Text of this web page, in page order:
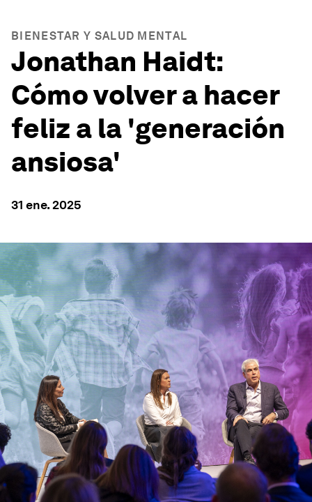
BIENESTAR Y SALUD MENTAL
Jonathan Haidt:
Cómo volver a hacer
feliz a la 'generación
ansiosa'
31 ene. 2025